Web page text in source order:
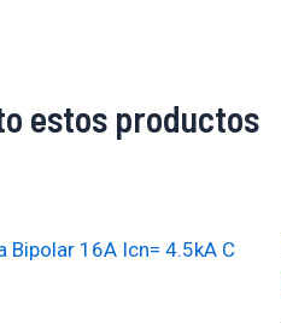
estos productos